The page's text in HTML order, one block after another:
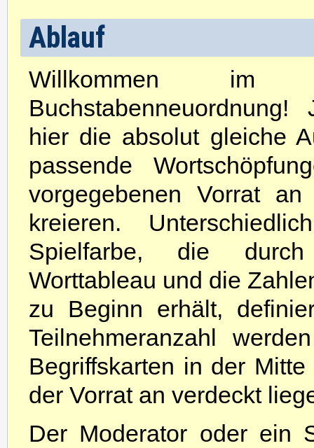
Ablauf
Willkommen
Buchstabenneuordnung!
hier die absolut gleiche
passende
vorgegebenen Vorrat
kreieren.
Spielfarbe, die
Worttableau und die
zu Beginn erhält,
Teilnehmeranzahl
Begriffskarten in der
der Vorrat an verdeckt
Der Moderator oder ein